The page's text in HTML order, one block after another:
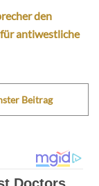
den
antiwestliche
Beitrag